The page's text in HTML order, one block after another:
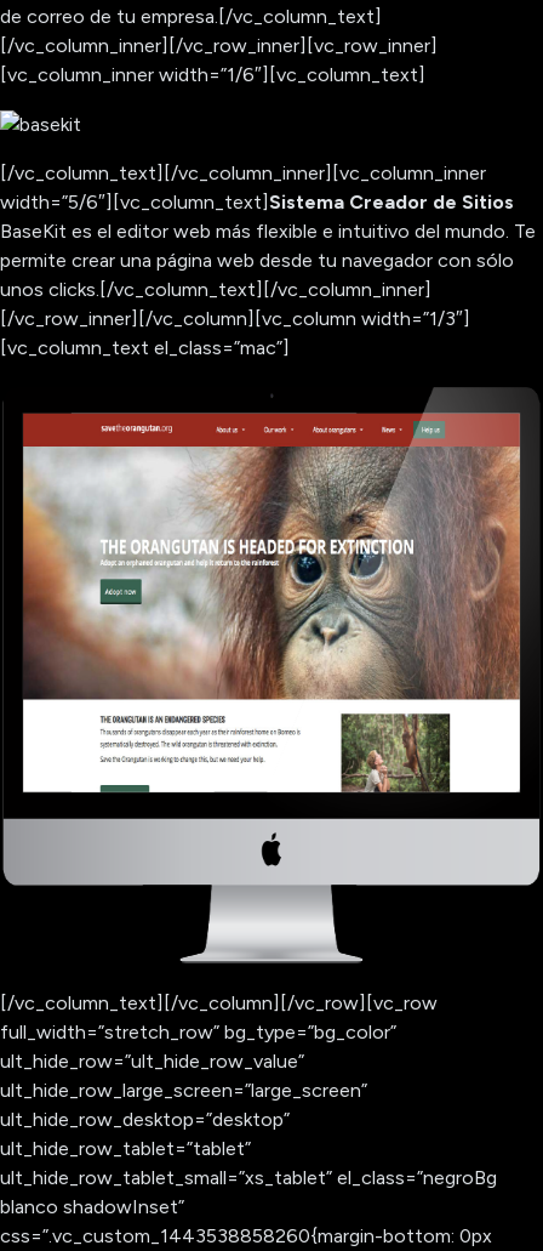
de correo de tu empresa. [/vc_column_text]
[/vc_column_inner][/vc_row_inner][vc_row_inner]
[vc_column_inner width=”1/6″][vc_column_text]
[/vc_column_text][/vc_column_inner][vc_column_inner
width=”5/6″][vc_column_text]Sistema Creador de Sitios
BaseKit es el editor web más flexible e intuitivo del mundo. Te
permite crear una página web desde tu navegador con sólo
unos clicks. [/vc_column_text][/vc_column_inner]
[/vc_row_inner][/vc_column][vc_column width=”1/3″]
[vc_column_text el_class=”mac”]
[/vc_column_text][/vc_column][/vc_row][vc_row
full_width=”stretch_row” bg_type=”bg_color”
ult_hide_row=”ult_hide_row_value”
ult_hide_row_large_screen=”large_screen”
ult_hide_row_desktop=”desktop”
ult_hide_row_tablet=”tablet”
ult_hide_row_tablet_small=”xs_tablet” el_class=”negroBg
blanco shadowInset”
css=”.vc_custom_1443538858260{margin-bottom: 0px